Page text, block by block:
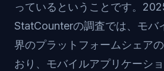
っているということです。
StatCounterの調査では、モバ
界のプラットフォームシェア
おり、モバイルアプリケーシ